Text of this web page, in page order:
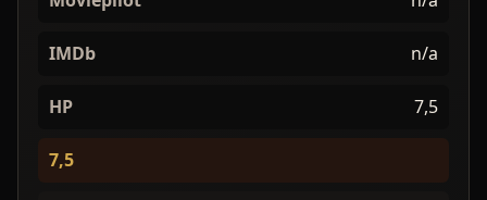
IMDb n/a
HP 7,5
7,5